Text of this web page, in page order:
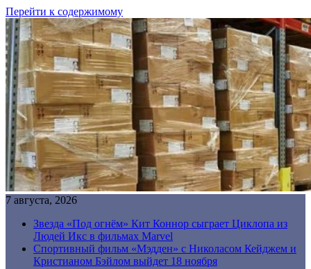
Перейти к содержимому
7 августа, 2026
Звезда «Под огнём» Кит Коннор сыграет Циклопа из
Людей Икс в фильмах Marvel
Спортивный фильм «Мэдден» с Николасом Кейджем и
Кристианом Бэйлом выйдет 18 ноября